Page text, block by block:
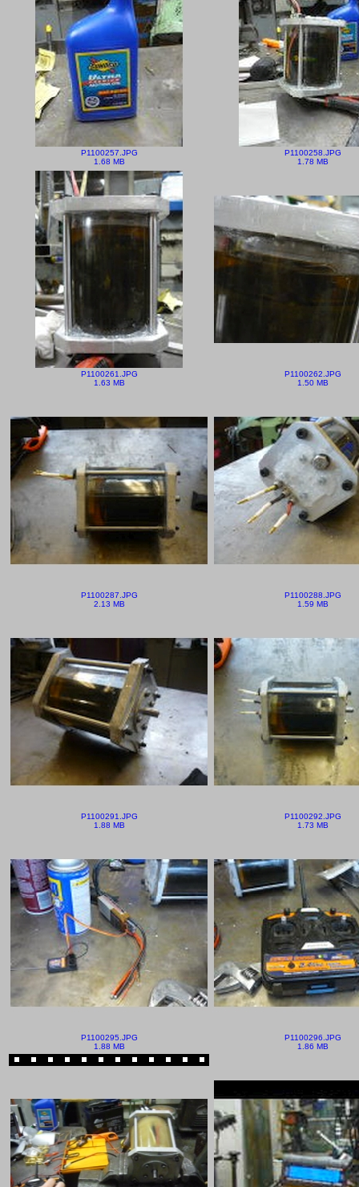
P1100257.JPG
1.68 MB
P1100258.JPG
1.78 MB
P1100261.JPG
1.63 MB
P1100262.JPG
1.50 MB
P1100287.JPG
2.13 MB
P1100288.JPG
1.59 MB
P1100291.JPG
1.88 MB
P1100292.JPG
1.73 MB
P1100295.JPG
1.88 MB
P1100296.JPG
1.86 MB